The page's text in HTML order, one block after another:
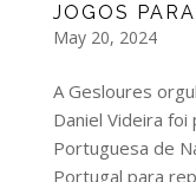
JOGOS
May 20, 2024
A Gesloures
Daniel Videira
Portuguesa de
Portugal para